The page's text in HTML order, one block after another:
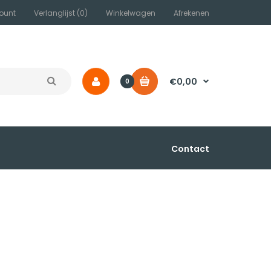
Verlanglijst (0) Winkelwagen Afrekenen
0 €0,00
Contact